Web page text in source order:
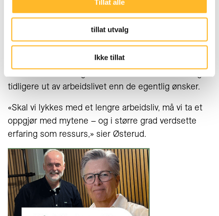
Tillat alle
tillat utvalg
Ikke tillat
inkludere seniorer og planlegge den siste fasen av
arbeidslivet.
«Så lenge du er her, så regner vi med deg», sier hun.
Hun advarer samtidig mot at usikkerhet og skjult
tidligere ut av arbeidslivet enn de egentlig ønsker.
«Skal vi lykkes med et lengre arbeidsliv, må vi ta et
oppgjør med mytene – og i større grad verdsette
erfaring som ressurs,» sier Østerud.